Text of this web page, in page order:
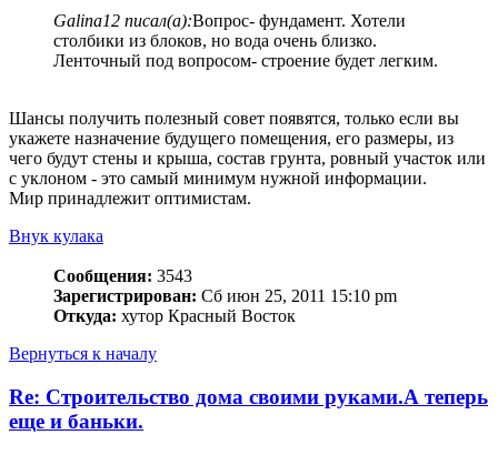
Galina12 писал(а):Вопрос- фундамент. Хотели
столбики из блоков, но вода очень близко.
Ленточный под вопросом- строение будет легким.
Шансы получить полезный совет появятся, только если вы
укажете назначение будущего помещения, его размеры, из
чего будут стены и крыша, состав грунта, ровный участок или
с уклоном - это самый минимум нужной информации.
Мир принадлежит оптимистам.
Внук кулака
Сообщения: 3543
Зарегистрирован: Сб июн 25, 2011 15:10 pm
Откуда: хутор Красный Восток
Вернуться к началу
Re: Строительство дома своими руками.А теперь
еще и баньки.